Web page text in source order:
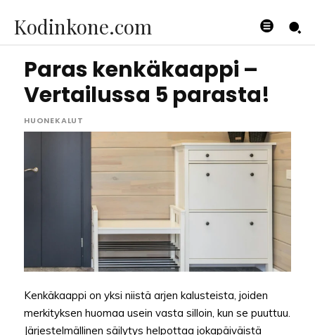
Kodinkone.com
Paras kenkäkaappi –
Vertailussa 5 parasta!
HUONEKALUT
Kenkäkaappi on yksi niistä arjen kalusteista, joiden
merkityksen huomaa usein vasta silloin, kun se puuttuu.
Järjestelmällinen säilytys helpottaa jokapäiväistä